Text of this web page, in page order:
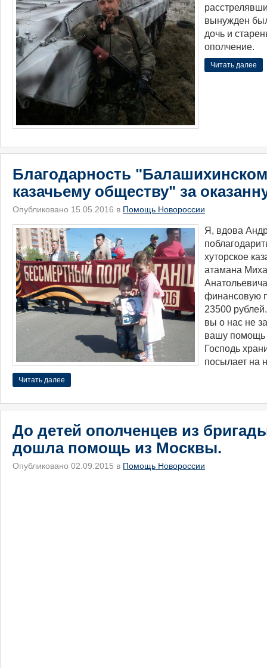
вынужден
дочь и
ополчение.
Читать далее
Благодарность
казачьему обществу" за
Опубликовано 15.05.2016 в Помощь Новороссии
​Я, вдова
хуторское
атамана
финансовую
23500
вы о нас не
вашу помощь
Господь
посылает на
Читать далее
До детей ополченцев из
дошла помощь из Москвы.
Опубликовано 02.09.2015 в Помощь Новороссии